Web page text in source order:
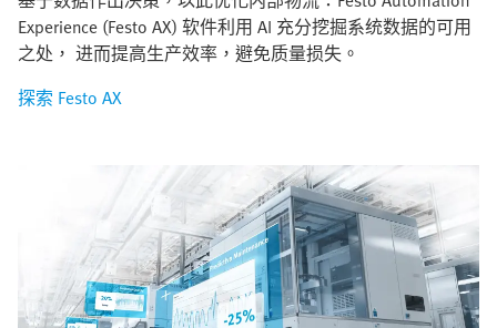
Experience (Festo AX) 软件利用 AI 充分挖掘系统数据的可用
之处， 进而提高生产效率，避免质量损失。
探索 Festo AX